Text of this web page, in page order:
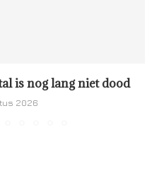
is nog lang niet dood
2026